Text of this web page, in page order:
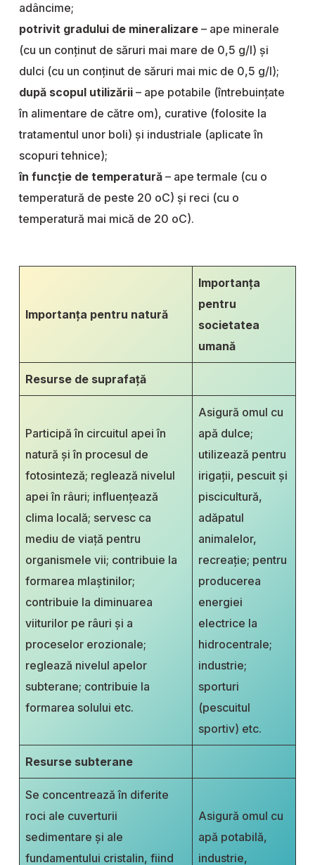
adâncime;
potrivit gradului de mineralizare – ape minerale
(cu un conţinut de săruri mai mare de 0,5 g/l) şi
dulci (cu un conţinut de săruri mai mic de 0,5 g/l);
după scopul utilizării – ape potabile (întrebuinţate
în alimentare de către om), curative (folosite la
tratamentul unor boli) şi industriale (aplicate în
scopuri tehnice);
în funcţie de temperatură – ape termale (cu o
temperatură de peste 20 oC) şi reci (cu o
temperatură mai mică de 20 oC).
Importanța pentru natură
Importanța
pentru
societatea
umană
Resurse de suprafață
Participă în circuitul apei în
natură şi în procesul de
fotosinteză; reglează nivelul
apei în râuri; influențează
clima locală; servesc ca
mediu de viaţă pentru
organismele vii; contribuie la
formarea mlaștinilor;
contribuie la diminuarea
viiturilor pe râuri şi a
proceselor erozionale;
reglează nivelul apelor
subterane; contribuie la
formarea solului etc.
Asigură omul cu
apă dulce;
utilizează pentru
irigații, pescuit şi
piscicultură,
adăpatul
animalelor,
recreație; pentru
producerea
energiei
electrice la
hidrocentrale;
industrie;
sporturi
(pescuitul
sportiv) etc.
Resurse subterane
Se concentrează în diferite
roci ale cuverturii
sedimentare şi ale
fundamentului cristalin, fiind
Asigură omul cu
apă potabilă,
industrie,